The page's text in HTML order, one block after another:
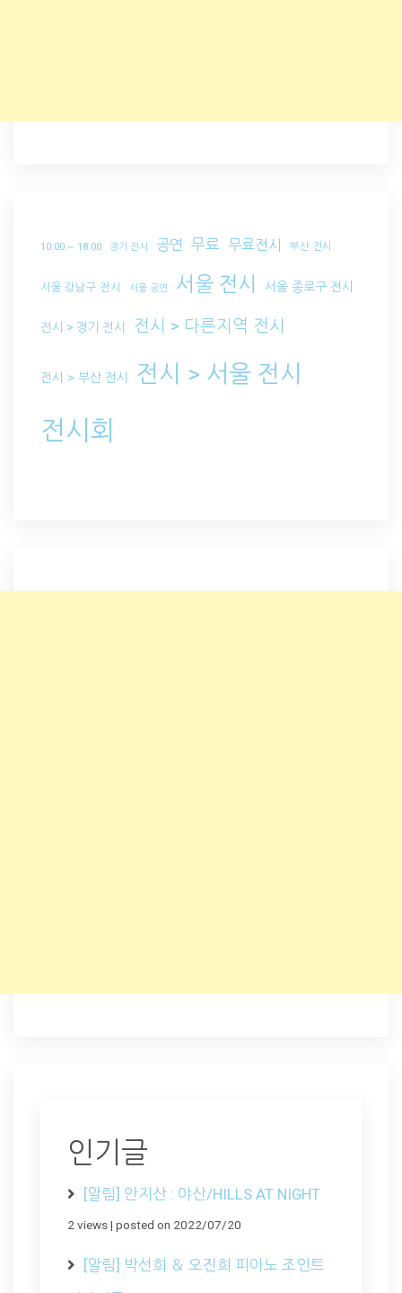
10:00 ~ 18:00 경기 전시 공연 무료 무료전시 부산 전시
서울 강남구 전시 서울 공연 서울 전시 서울 종로구 전시
전시 > 경기 전시 전시 > 다른지역 전시
전시 > 부산 전시 전시 > 서울 전시
전시회
인기글
[알림] 안지산 : 야산/HILLS AT NIGHT
2 views| posted on 2022/07/20
[알림] 박선희 ＆ 오진희 피아노 조인트